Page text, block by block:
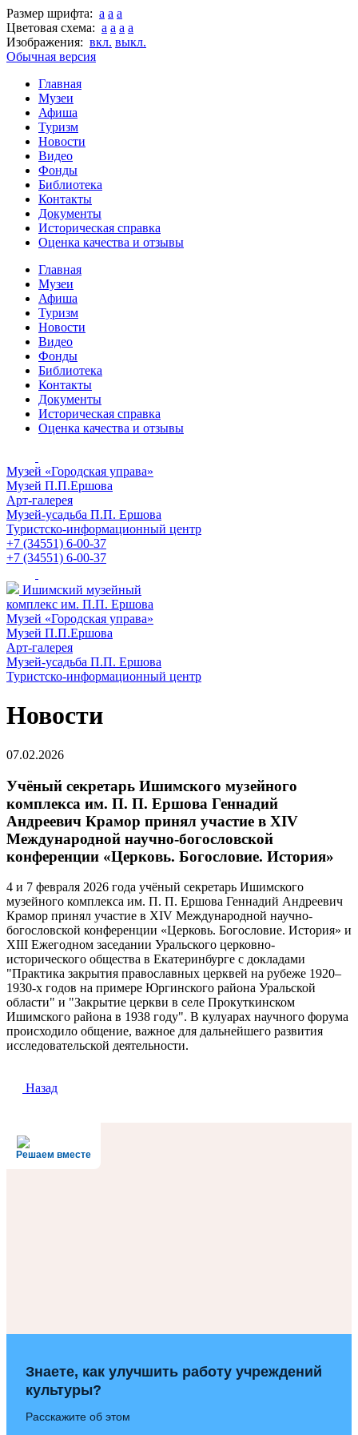
Размер шрифта: a a a
Цветовая схема: a a a a
Изображения: вкл. выкл.
Обычная версия
Главная
Музеи
Афиша
Туризм
Новости
Видео
Фонды
Библиотека
Контакты
Документы
Историческая справка
Оценка качества и отзывы
Главная
Музеи
Афиша
Туризм
Новости
Видео
Фонды
Библиотека
Контакты
Документы
Историческая справка
Оценка качества и отзывы
Музей «Городская управа»
Музей П.П.Ершова
Арт-галерея
Музей-усадьба П.П. Ершова
Туристско-информационный центр
+7 (34551) 6-00-37
+7 (34551) 6-00-37
Ишимский музейный
комплекс им. П.П. Ершова
Музей «Городская управа»
Музей П.П.Ершова
Арт-галерея
Музей-усадьба П.П. Ершова
Туристско-информационный центр
Новости
07.02.2026
Учёный секретарь Ишимского музейного
комплекса им. П. П. Ершова Геннадий
Андреевич Крамор принял участие в XIV
Международной научно-богословской
конференции «Церковь. Богословие. История»
4 и 7 февраля 2026 года учёный секретарь Ишимского
музейного комплекса им. П. П. Ершова Геннадий Андреевич
Крамор принял участие в XIV Международной научно-
богословской конференции «Церковь. Богословие. История» и
XIII Ежегодном заседании Уральского церковно-
исторического общества в Екатеринбурге с докладами
"Практика закрытия православных церквей на рубеже 1920–
1930-х годов на примере Юргинского района Уральской
области" и "Закрытие церкви в селе Прокуткинском
Ишимского района в 1938 году". В кулуарах научного форума
происходило общение, важное для дальнейшего развития
исследовательской деятельности.
Назад
Решаем вместе
Знаете, как улучшить работу учреждений
культуры?
Расскажите об этом